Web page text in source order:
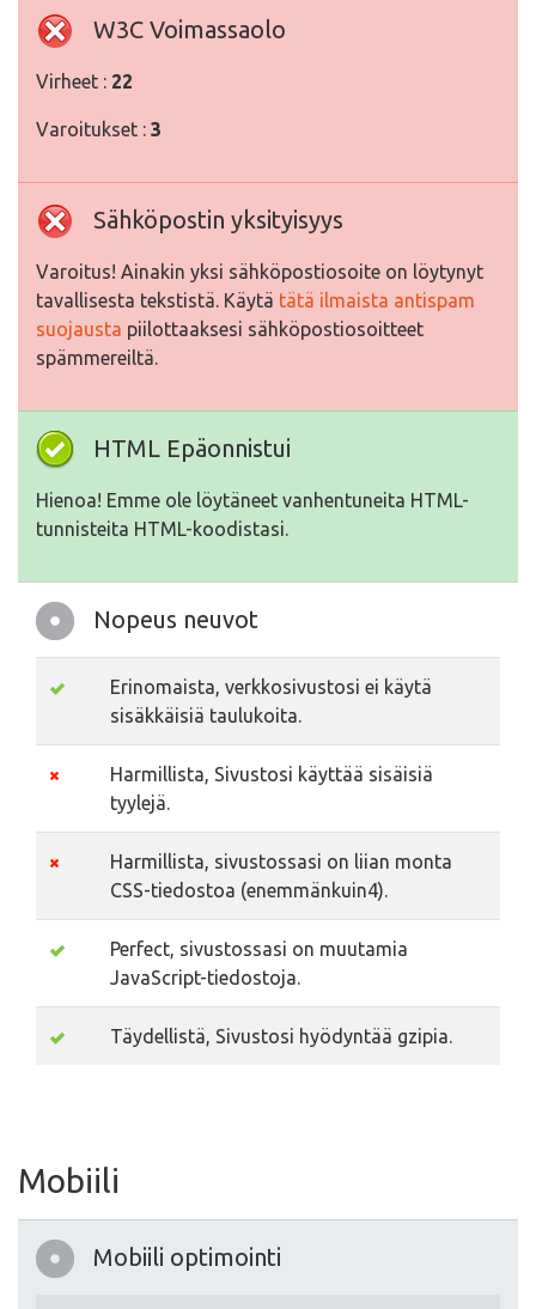
W3C Voimassaolo
Virheet : 22
Varoitukset : 3
Sähköpostin yksityisyys
Varoitus! Ainakin yksi sähköpostiosoite on löytynyt
tavallisesta tekstistä. Käytä tätä ilmaista antispam
suojausta piilottaaksesi sähköpostiosoitteet
spämmereiltä.
HTML Epäonnistui
Hienoa! Emme ole löytäneet vanhentuneita HTML-
tunnisteita HTML-koodistasi.
Nopeus neuvot
Erinomaista, verkkosivustosi ei käytä
sisäkkäisiä taulukoita.
Harmillista, Sivustosi käyttää sisäisiä
tyylejä.
Harmillista, sivustossasi on liian monta
CSS-tiedostoa (enemmänkuin4).
Perfect, sivustossasi on muutamia
JavaScript-tiedostoja.
Täydellistä, Sivustosi hyödyntää gzipia.
Mobiili
Mobiili optimointi